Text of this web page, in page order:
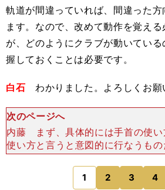
軌道が間違っていれば、間違った
ます。なので、改めて動作を覚え
が、どのようにクラブが動いてい
握しておくことは必要です。
白石 わかりました。よろしくお願
次のページへ
内藤 まず、具体的には手首の使い
使い方と言うと意図的に行なうもの
すが、クラブの上げる方向さえ間
ば、自然に起こるものです。 そこ
るようにして、ス
1 2 3 4
のページへ